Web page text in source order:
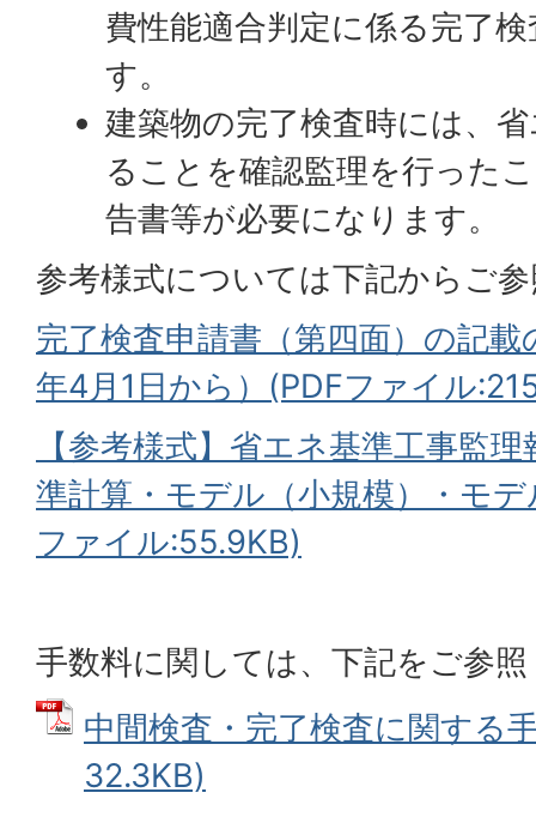
費性能適合判定に係る完了
す。
建築物の完了検査時には、
ることを確認監理を行った
告書等が必要になります。
参考様式については下記からご
完了検査申請書（第四面）の記
年4月1日から）(PDFファイル
【参考様式】省エネ基準工事監
準計算・モデル（小規模）・モ
ファイル:55.9KB)
手数料に関しては、下記をご参
中間検査・完了検査に関する
32.3KB)